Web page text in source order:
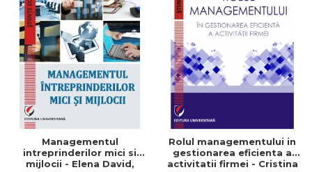
Managementul
intreprinderilor mici si
mijlocii - Elena David,
Rolul managementului in
gestionarea eficienta a
activitatii firmei - Cristina